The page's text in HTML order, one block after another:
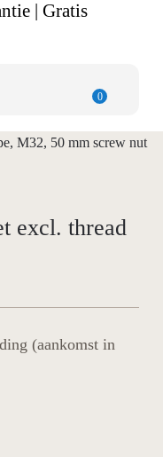
| Gratis
0
excl. thread
(aankomst in